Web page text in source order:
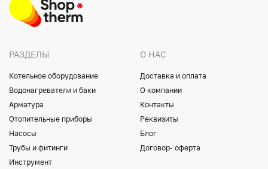
РАЗДЕЛЫ
Котельное оборудование
Водонагреватели и баки
Арматура
Отопительные приборы
Насосы
Трубы и фитинги
Инструмент
О НАС
Доставка и оплата
О компании
Контакты
Реквизиты
Блог
Договор- оферта